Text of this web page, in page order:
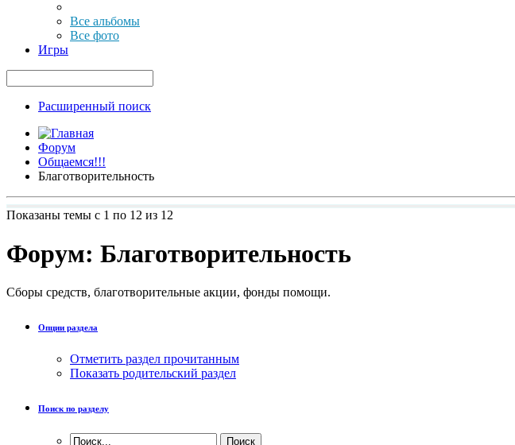
Все альбомы
Все фото
Игры
Расширенный поиск
Форум
Общаемся!!!
Благотворительность
Показаны темы с 1 по 12 из 12
Форум: Благотворительность
Сборы средств, благотворительные акции, фонды помощи.
Опции раздела
Отметить раздел прочитанным
Показать родительский раздел
Поиск по разделу